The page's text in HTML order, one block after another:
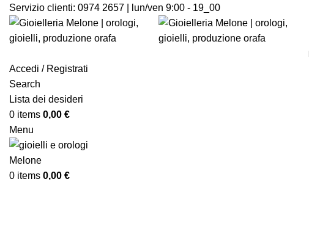
Servizio clienti: 0974 2657 | lun/ven 9:00 - 19_00
Accedi / Registrati
Search
Lista dei desideri
0 items 0,00 €
Menu
0 items 0,00 €